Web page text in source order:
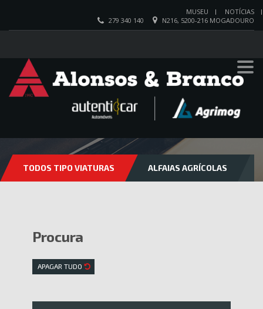
MUSEU
NOTÍCIAS
N216, 5200-216 MOGADOURO
279 340 140
VIATURAS
TODOS TIPO VIATURAS ALFAIAS AGRÍCOLAS
Procura
APAGAR TUDO